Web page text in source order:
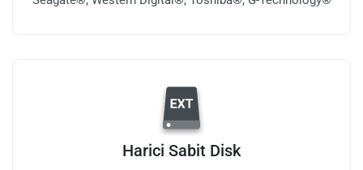
Harici Sabit Disk